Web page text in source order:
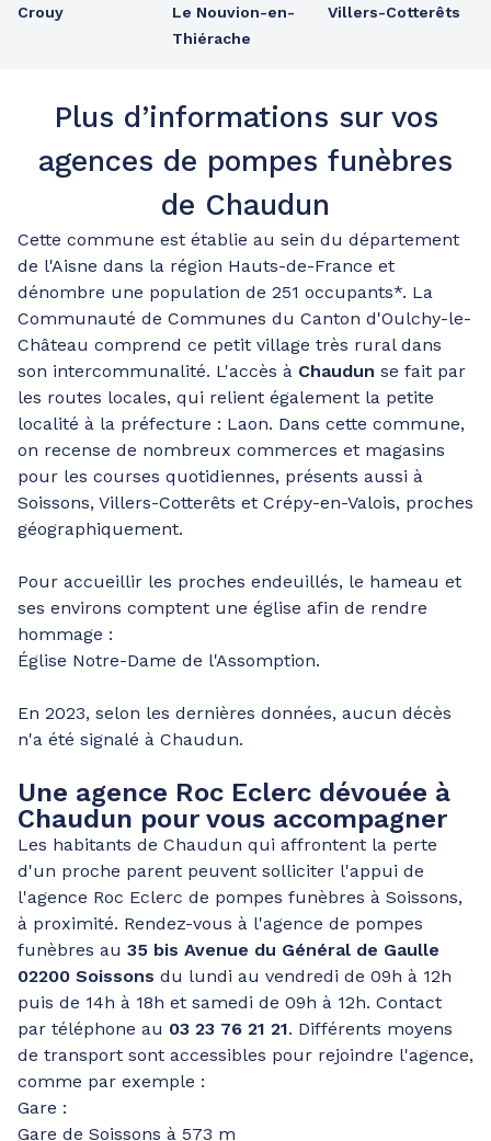
Crouy
Le Nouvion-en-
Thiérache
Villers-Cotterêts
Plus d’informations sur vos
agences de pompes funèbres
de Chaudun
Cette commune est établie au sein du département
de l'Aisne dans la région Hauts-de-France et
dénombre une population de 251 occupants*. La
Communauté de Communes du Canton d'Oulchy-le-
Château comprend ce petit village très rural dans
son intercommunalité. L'accès à Chaudun se fait par
les routes locales, qui relient également la petite
localité à la préfecture : Laon. Dans cette commune,
on recense de nombreux commerces et magasins
pour les courses quotidiennes, présents aussi à
Soissons, Villers-Cotterêts et Crépy-en-Valois, proches
géographiquement.
Pour accueillir les proches endeuillés, le hameau et
ses environs comptent une église afin de rendre
hommage :
Église Notre-Dame de l'Assomption.
En 2023, selon les dernières données, aucun décès
n'a été signalé à Chaudun.
Une agence Roc Eclerc dévouée à
Chaudun pour vous accompagner
Les habitants de Chaudun qui affrontent la perte
d'un proche parent peuvent solliciter l'appui de
l'agence Roc Eclerc de pompes funèbres à Soissons,
à proximité. Rendez-vous à l'agence de pompes
funèbres au 35 bis Avenue du Général de Gaulle
02200 Soissons du lundi au vendredi de 09h à 12h
puis de 14h à 18h et samedi de 09h à 12h. Contact
par téléphone au 03 23 76 21 21. Différents moyens
de transport sont accessibles pour rejoindre l'agence,
comme par exemple :
Gare :
Gare de Soissons à 573 m